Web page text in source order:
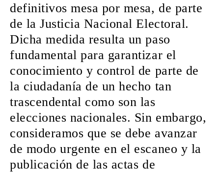
definitivos mesa por mesa, de parte
de la Justicia Nacional Electoral.
Dicha medida resulta un paso
fundamental para garantizar el
conocimiento y control de parte de
la ciudadanía de un hecho tan
trascendental como son las
elecciones nacionales. Sin embargo,
consideramos que se debe avanzar
de modo urgente en el escaneo y la
publicación de las actas de